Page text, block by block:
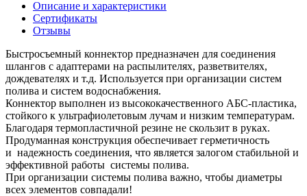
Описание и характеристики
Сертификаты
Отзывы
Быстросъемный коннектор предназначен для соединения
шлангов с адаптерами на распылителях, разветвителях,
дождевателях и т.д. Используется при организации систем
полива и систем водоснабжения.
Коннектор выполнен из высококачественного АБС-пластика,
стойкого к ультрафиолетовым лучам и низким температурам.
Благодаря термопластичной резине не скользит в руках.
Продуманная конструкция обеспечивает герметичность
и надежность соединения, что является залогом стабильной и
эффективной работы системы полива.
При организации системы полива важно, чтобы диаметры
всех элементов совпадали!